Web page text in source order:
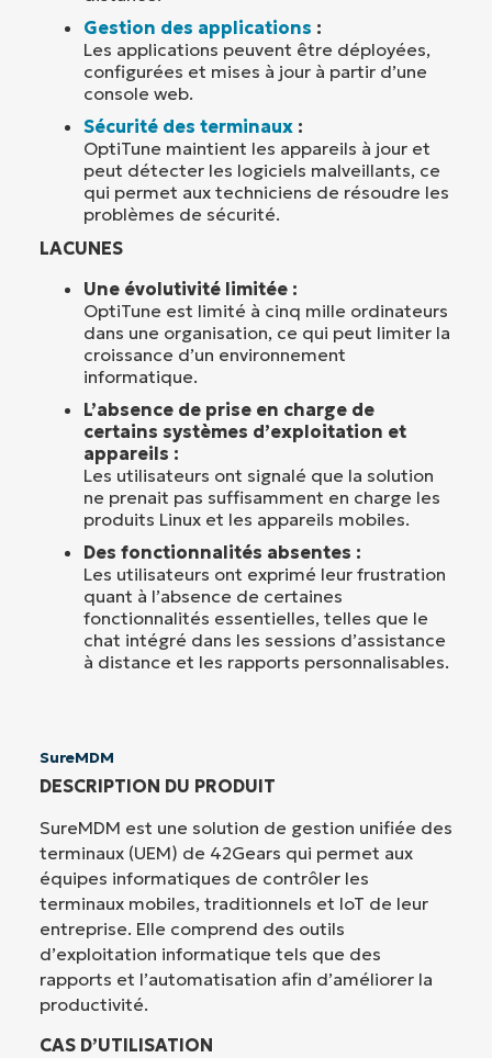
Gestion des applications :
Les applications peuvent être déployées,
configurées et mises à jour à partir d’une
console web.
Sécurité des terminaux :
OptiTune maintient les appareils à jour et
peut détecter les logiciels malveillants, ce
qui permet aux techniciens de résoudre les
problèmes de sécurité.
LACUNES
Une évolutivité limitée :
OptiTune est limité à cinq mille ordinateurs
dans une organisation, ce qui peut limiter la
croissance d’un environnement
informatique.
L’absence de prise en charge de
certains systèmes d’exploitation et
appareils :
Les utilisateurs ont signalé que la solution
ne prenait pas suffisamment en charge les
produits Linux et les appareils mobiles.
Des fonctionnalités absentes :
Les utilisateurs ont exprimé leur frustration
quant à l’absence de certaines
fonctionnalités essentielles, telles que le
chat intégré dans les sessions d’assistance
à distance et les rapports personnalisables.
SureMDM
DESCRIPTION DU PRODUIT
SureMDM est une solution de gestion unifiée des
terminaux (UEM) de 42Gears qui permet aux
équipes informatiques de contrôler les
terminaux mobiles, traditionnels et IoT de leur
entreprise. Elle comprend des outils
d’exploitation informatique tels que des
rapports et l’automatisation afin d’améliorer la
productivité.
CAS D’UTILISATION